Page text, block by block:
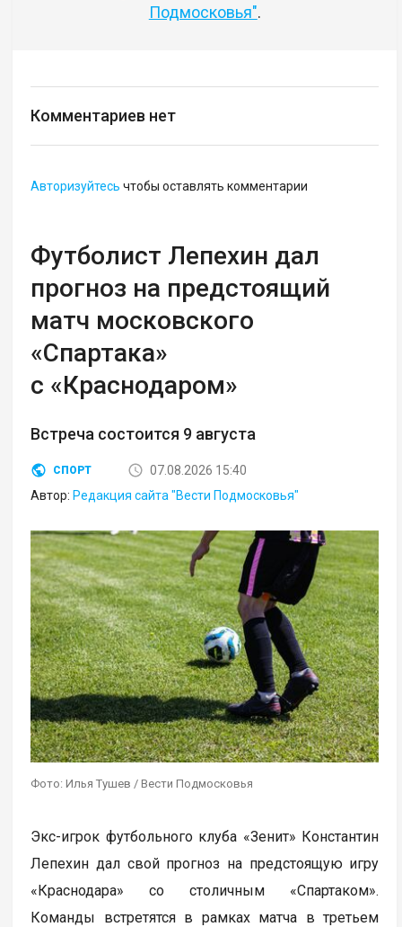
Подмосковья".
Комментариев нет
Авторизуйтесь чтобы оставлять комментарии
Футболист Лепехин дал
прогноз на предстоящий
матч московского
«Спартака»
с «Краснодаром»
Встреча состоится 9 августа
СПОРТ
07.08.2026 15:40
Автор: Редакция сайта "Вести Подмосковья"
Фото: Илья Тушев / Вести Подмосковья
Экс-игрок футбольного клуба «Зенит» Константин
Лепехин дал свой прогноз на предстоящую игру
«Краснодара» со столичным «Спартаком».
Команды встретятся в рамках матча в третьем